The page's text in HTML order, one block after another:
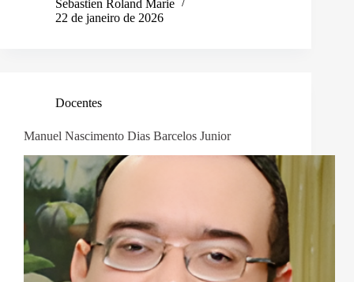
Sebastien Roland Marie
22 de janeiro de 2026
Docentes
Manuel Nascimento Dias Barcelos Junior